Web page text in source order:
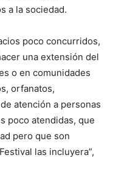
a la sociedad.
poco concurridos,
una extensión del
o en comunidades
orfanatos,
atención a personas
poco atendidas, que
pero que son
las incluyera”,